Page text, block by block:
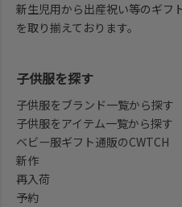
新生児用から出産祝い等のギフ
を取り揃えております。
子供服を探す
子供服をブランド一覧から探す
子供服をアイテム一覧から探す
ベビー服ギフト通販のCWTCH
新作
再入荷
予約